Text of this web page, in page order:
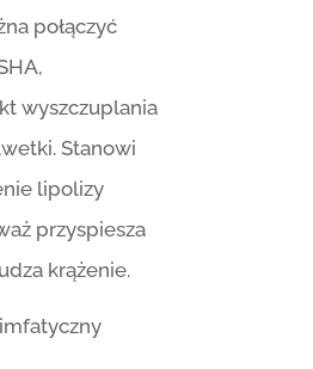
połączyć
wyszczuplania
Stanowi
lipolizy
przyspiesza
krążenie.